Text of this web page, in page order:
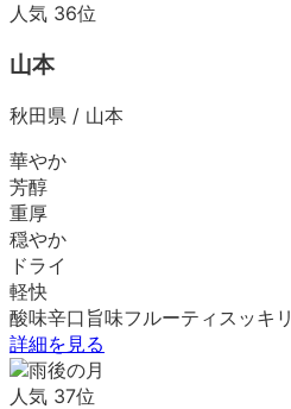
人気 36位
山本
秋田県 / 山本
華やか
芳醇
重厚
穏やか
ドライ
軽快
酸味辛口 旨味フルーティ スッキリ
詳細を見る
人気 37位